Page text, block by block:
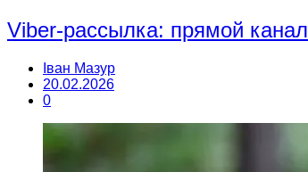
Viber-рассылка: прямой
Іван Мазур
20.02.2026
0